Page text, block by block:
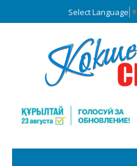
Select Language ▼